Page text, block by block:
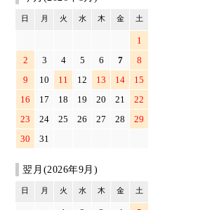
日 月 火 水 木 金 土
1
2
3 4 5 6 7
8
9
10 11 12 13 14
15
16
17 18 19 20 21
22
23
24 25 26 27 28
29
30
31
翌月(2026年9月)
日 月 火 水 木 金 土